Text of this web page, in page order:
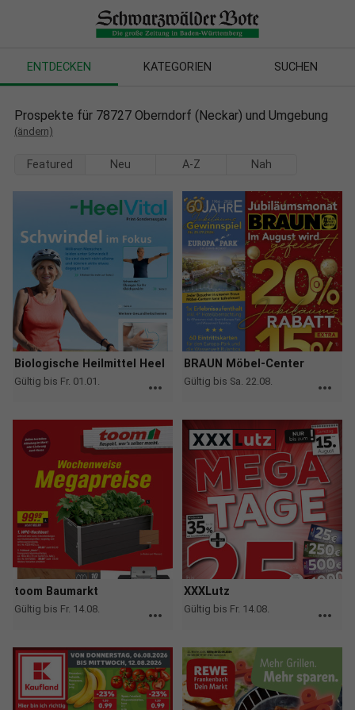
ENTDECKEN KATEGORIEN SUCHEN
Prospekte für 78727 Oberndorf (Neckar) und Umgebung
(ändern)
Featured Neu A-Z Nah
Biologische Heilmittel Heel
Gültig bis Fr. 01.01. more_horiz
BRAUN Möbel-Center
Gültig bis Sa. 22.08. more_horiz
toom Baumarkt
Gültig bis Fr. 14.08. more_horiz
XXXLutz
Gültig bis Fr. 14.08. more_horiz